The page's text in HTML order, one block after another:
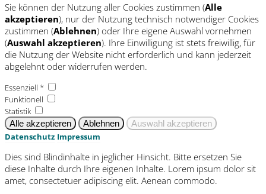
Sie können der Nutzung aller Cookies zustimmen (Alle
akzeptieren), nur der Nutzung technisch notwendiger Cookies
zustimmen (Ablehnen) oder Ihre eigene Auswahl vornehmen
(Auswahl akzeptieren). Ihre Einwilligung ist stets freiwillig, für
die Nutzung der Website nicht erforderlich und kann jederzeit
abgelehnt oder widerrufen werden.
Essenziell *
Funktionell
Statistik
Datenschutz Impressum
Dies sind Blindinhalte in jeglicher Hinsicht. Bitte ersetzen Sie
diese Inhalte durch Ihre eigenen Inhalte. Lorem ipsum dolor sit
amet, consectetuer adipiscing elit. Aenean commodo.